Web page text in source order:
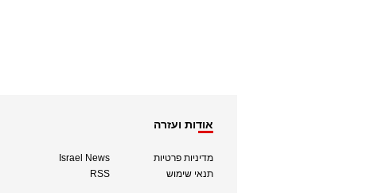
אודות ועזרה
מדיניות פרטיות
תנאי שימוש
Israel News
RSS